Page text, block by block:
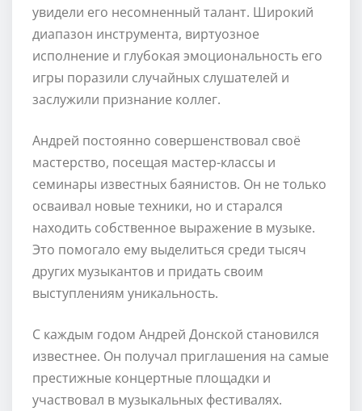
увидели его несомненный талант. Широкий
диапазон инструмента, виртуозное
исполнение и глубокая эмоциональность его
игры поразили случайных слушателей и
заслужили признание коллег.
Андрей постоянно совершенствовал своё
мастерство, посещая мастер-классы и
семинары известных баянистов. Он не только
осваивал новые техники, но и старался
находить собственное выражение в музыке.
Это помогало ему выделиться среди тысяч
других музыкантов и придать своим
выступлениям уникальность.
С каждым годом Андрей Донской становился
известнее. Он получал приглашения на самые
престижные концертные площадки и
участвовал в музыкальных фестивалях.